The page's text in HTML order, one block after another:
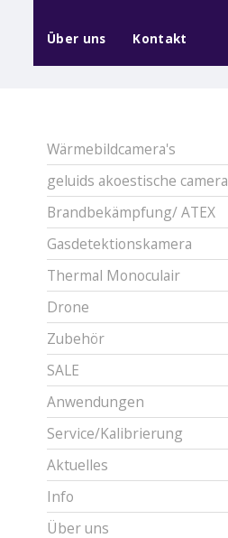
Über uns Kontakt
Wärmebildcamera's
geluids akoestische camera
Brandbekämpfung/ ATEX
Gasdetektionskamera
Thermal Monoculair
Drone
Zubehör
SALE
Anwendungen
Service/Kalibrierung
Aktuelles
Info
Über uns